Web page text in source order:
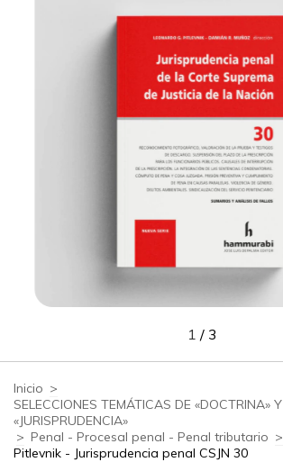
1 / 3
Inicio >
SELECCIONES TEMÁTICAS DE «DOCTRINA» Y
«JURISPRUDENCIA»
> Penal - Procesal penal - Penal tributario >
Pitlevnik - Jurisprudencia penal CSJN 30